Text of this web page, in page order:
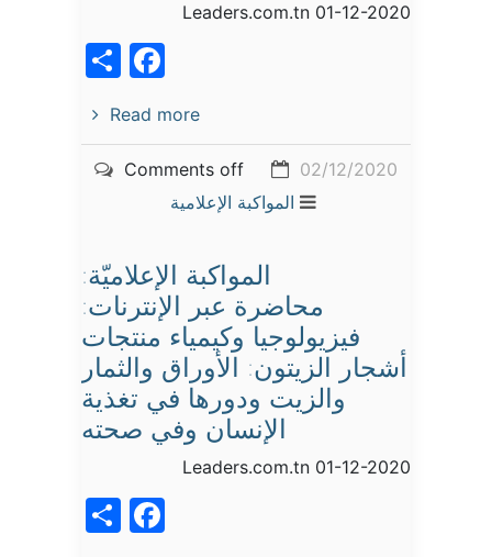
Leaders.com.tn 01-12-2020
Read more
02/12/2020
Comments off
المواكبة الإعلامية
المواكبة الإعلاميّة:
محاضرة عبر الإنترنات:
فيزيولوجيا وكيمياء منتجات
أشجار الزيتون: الأوراق والثمار
والزيت ودورها في تغذية
الإنسان وفي صحته
Leaders.com.tn 01-12-2020